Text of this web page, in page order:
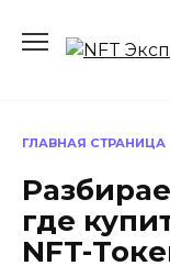
содержанию
ГЛАВНАЯ СТРАНИЦА
где
NFT-